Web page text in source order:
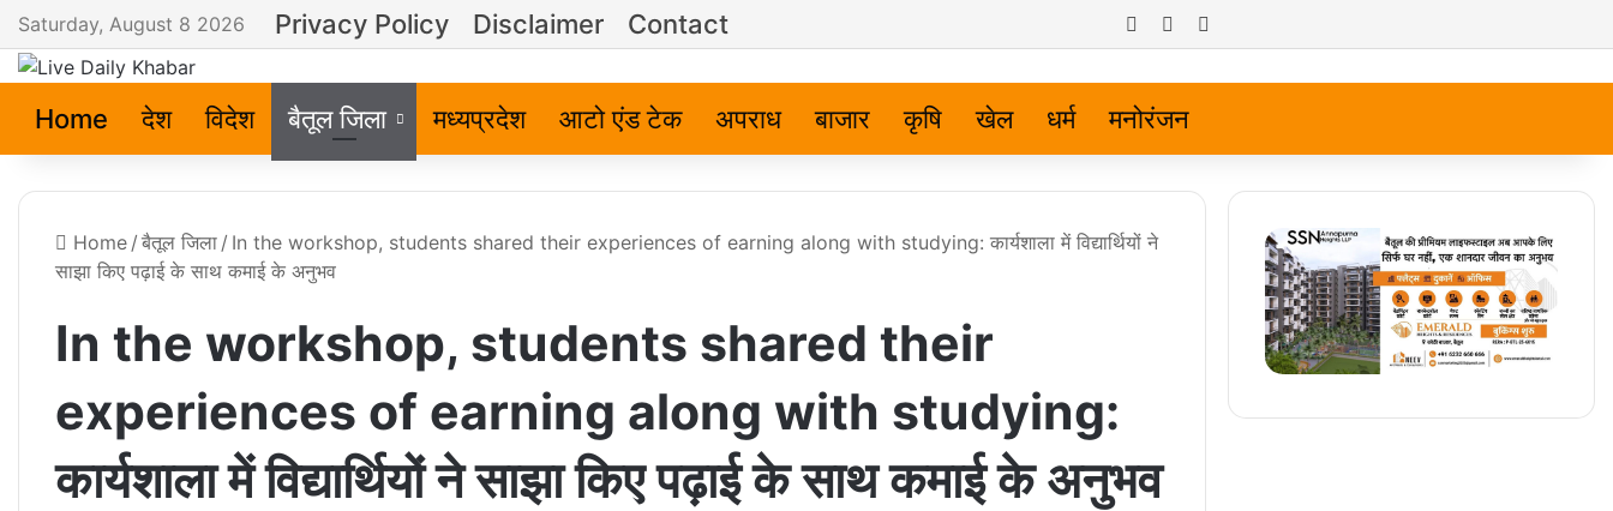
Saturday, August 8 2026 Privacy Policy Disclaimer Contact Log InRandom Article
Home देश विदेश बैतूल जिला मध्यप्रदेश आटो एंड टेक अपराध बाजार कृषि खेल धर्म मनोरंजन
Home / बैतूल जिला / In the workshop, students shared their experiences of earning along with studying: कार्यशाला में विद्यार्थियों ने
साझा किए पढ़ाई के साथ कमाई के अनुभव
In the workshop, students shared their
experiences of earning along with studying:
कार्यशाला में विद्यार्थियों ने साझा किए पढ़ाई के साथ कमाई के अनुभव